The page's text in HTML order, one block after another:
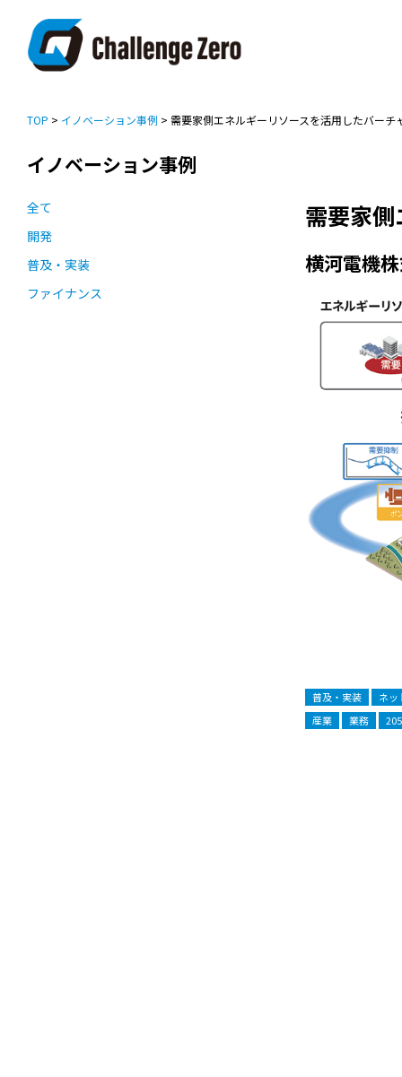
TOP > イノベーション事例 > 需要家側エネルギーリソースを活用したバーチ
イノベーション事例
全て
開発
普及・実装
ファイナンス
需要家
横河電機
普及・実装
ネッ
産業
業務